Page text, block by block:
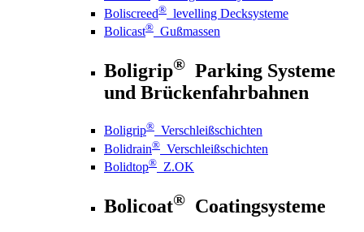
Boliscreed® levelling Decksysteme
Bolicast® Gußmassen
Boligrip® Parking Systeme
und Brückenfahrbahnen
Boligrip® Verschleißschichten
Bolidrain® Verschleißschichten
Bolidtop® Z.OK
Bolicoat® Coatingsysteme